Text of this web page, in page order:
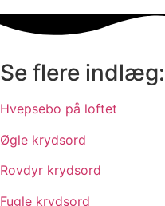
Se flere indlæg:
Hvepsebo på loftet
Øgle krydsord
Rovdyr krydsord
Fugle krydsord